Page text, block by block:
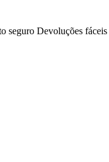
seguro Devoluções fáceis